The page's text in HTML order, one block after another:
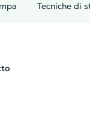
Tecniche di